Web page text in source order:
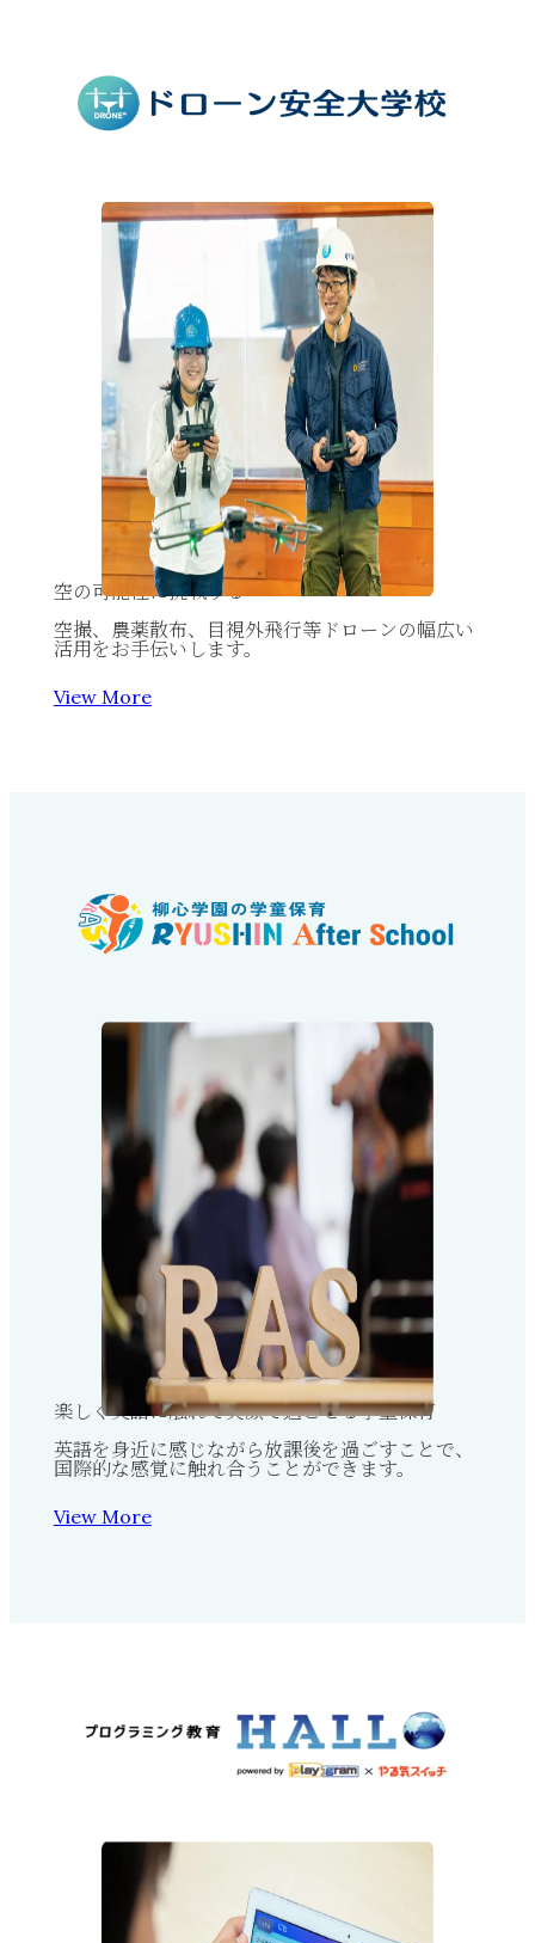
空の可能性に挑戦する
空撮、農薬散布、目視外飛行等ドローンの幅広い
活用をお手伝いします。
View More
楽しく英語に触れて笑顔で過ごせる学童保育
英語を身近に感じながら放課後を過ごすことで、
国際的な感覚に触れ合うことができます。
View More